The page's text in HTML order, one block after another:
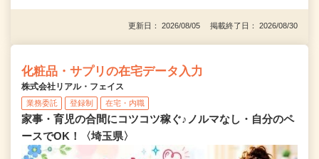
更新日： 2026/08/05 掲載終了日： 2026/08/30
化粧品・サプリの在宅データ入力
株式会社リアル・フェイス
業務委託 登録制 在宅・内職
家事・育児の合間にコツコツ稼ぐ♪ノルマなし・自分のペ
ースでOK！〈埼玉県〉